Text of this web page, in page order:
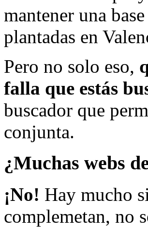
mantener una
plantadas en
Pero no solo eso,
falla que estás
buscador que
conjunta.
¿Muchas webs
¡No! Hay mucho
complemetan, no